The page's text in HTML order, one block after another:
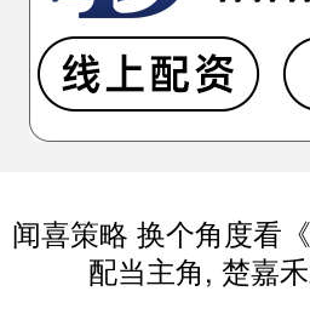
闻喜策略 换个角度看
配当主角, 楚嘉